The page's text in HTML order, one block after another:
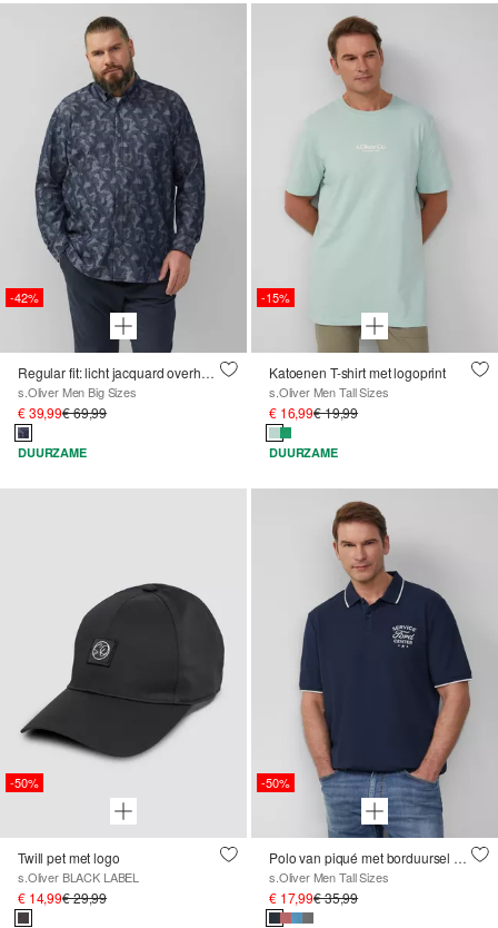
-42%
Regular fit: licht jacquard overhemd met buttondownkraag
s.Oliver Men Big Sizes
€ 39,99€ 69,99
DUURZAME
-15%
Katoenen T-shirt met logoprint
s.Oliver Men Tall Sizes
€ 16,99€ 19,99
DUURZAME
-50%
Twill pet met logo
s.Oliver BLACK LABEL
€ 14,99€ 29,99
-50%
Polo van piqué met borduursel en Ford®-artwork
s.Oliver Men Tall Sizes
€ 17,99€ 35,99